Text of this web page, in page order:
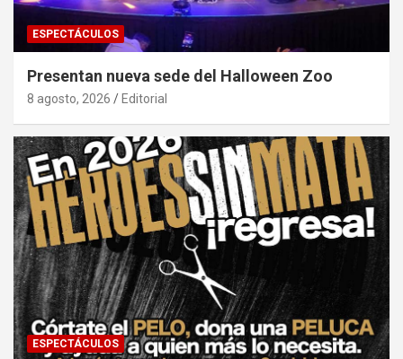
ESPECTÁCULOS
Presentan nueva sede del Halloween Zoo
8 agosto, 2026 Editorial
ESPECTÁCULOS